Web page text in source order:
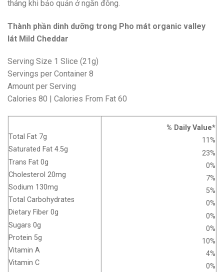
tháng khi bảo quản ở ngăn đông.
Thành phần dinh dưỡng trong Pho mát organic valley
lát Mild Cheddar
Serving Size 1 Slice (21g)
Servings per Container 8
Amount per Serving
Calories 80 | Calories From Fat 60
Total Fat 7g
Saturated Fat 4.5g
Trans Fat 0g
Cholesterol 20mg
Sodium 130mg
Total Carbohydrates
Dietary Fiber 0g
Sugars 0g
Protein 5g
Vitamin A
Vitamin C
% Daily Value*
11%
23%
0%
7%
5%
0%
0%
0%
10%
4%
0%